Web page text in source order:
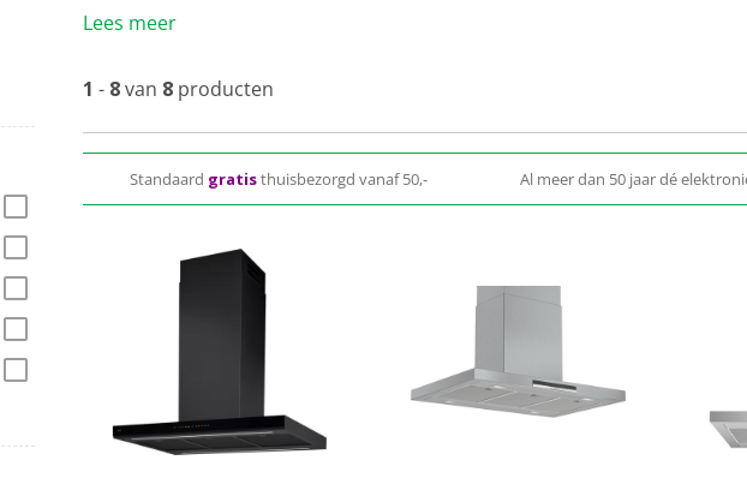
Lees meer
1 - 8van 8 producten
Standaard gratisthuisbezorgd vanaf 50,- Al meer dan 50 jaar dé